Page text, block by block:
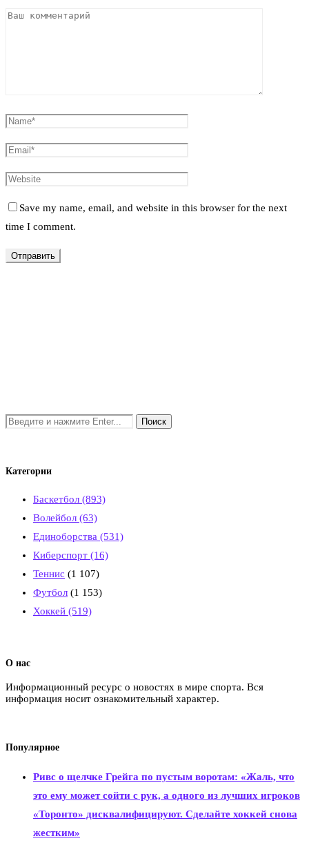
Save my name, email, and website in this browser for the next
time I comment.
Категории
Баскетбол (893)
Волейбол (63)
Единоборства (531)
Киберспорт (16)
Теннис (1 107)
Футбол (1 153)
Хоккей (519)
О нас
Информационный ресурс о новостях в мире спорта. Вся
информация носит ознакомительный характер.
Популярное
Ривс о щелчке Грейга по пустым воротам: «Жаль, что
это ему может сойти с рук, а одного из лучших игроков
«Торонто» дисквалифицируют. Сделайте хоккей снова
жестким»